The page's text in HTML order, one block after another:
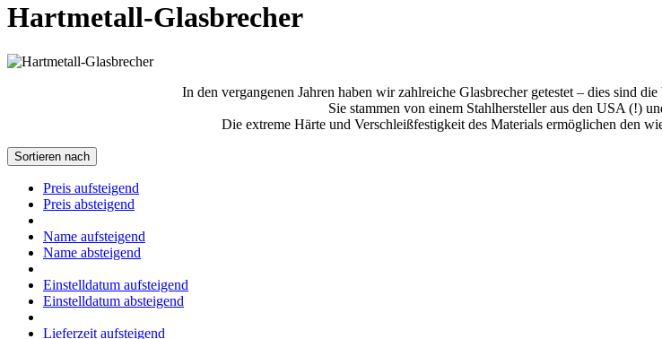
Hartmetall-Glasbrecher
In den vergangenen Jahren haben wir zahlreiche Glasbrecher getestet – dies sind
Sie stammen von einem Stahlhersteller aus den USA (!)
Die extreme Härte und Verschleißfestigkeit des Materials ermöglichen den
Sortieren nach
Preis aufsteigend
Preis absteigend
Name aufsteigend
Name absteigend
Einstelldatum aufsteigend
Einstelldatum absteigend
Lieferzeit aufsteigend